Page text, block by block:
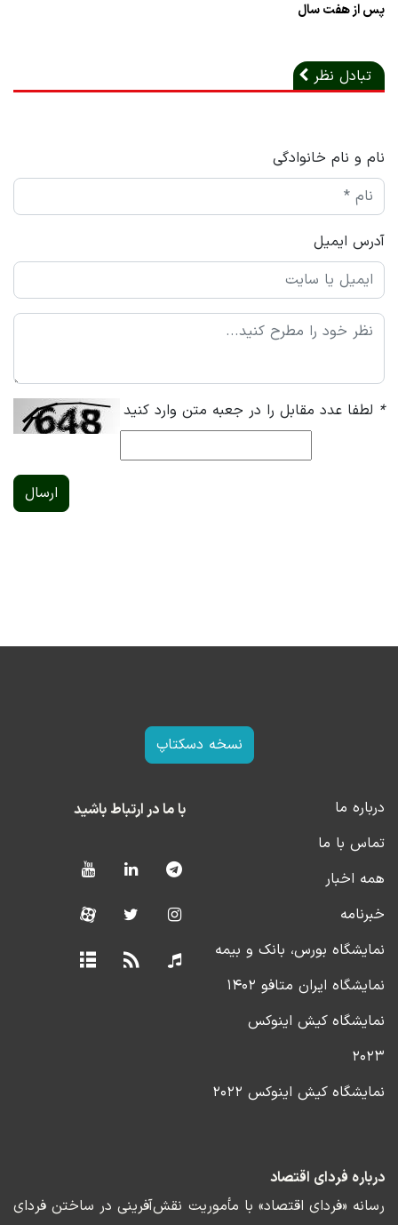
پس از هفت سال
تبادل نظر
نام و نام خانوادگی
آدرس ایمیل
* لطفا عدد مقابل را در جعبه متن وارد کنید
ارسال
نسخه دسکتاپ
درباره ما
تماس با ما
همه اخبار
خبرنامه
نمایشگاه بورس، بانک و بیمه
نمایشگاه ایران متافو ۱۴۰۲
نمایشگاه کیش اینوکس
۲۰۲۳
نمایشگاه کیش اینوکس ۲۰۲۲
با ما در ارتباط باشید
درباره فردای اقتصاد
رسانه «فردای اقتصاد» با مأموریت نقش‌آفرینی در ساختن فردای